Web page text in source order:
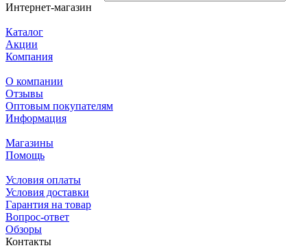
Интернет-магазин
Каталог
Акции
Компания
О компании
Отзывы
Оптовым покупателям
Информация
Магазины
Помощь
Условия оплаты
Условия доставки
Гарантия на товар
Вопрос-ответ
Обзоры
Контакты